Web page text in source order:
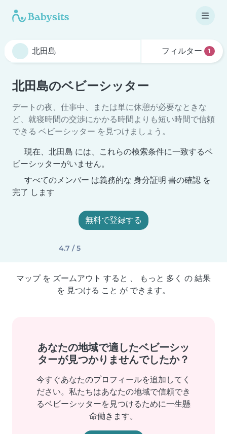
フィルター 1
北田島のベビーシッター
デートの夜、仕事中、または単に休憩が必要なときな
ど、就寝時間の交渉にかかる時間よりも短い時間で信頼
できる ベビーシッター を見つけましょう。
現在、北田島 には、これらの検索条件に一致するベ
ビーシッターがいません。
すべてのメンバー は義務的な 身分証明 書の確認 を
完了 します
無料で登録する
4.7 / 5
マップ を ズームアウト すると 、 もっと 多く の 結果
を 見つける こと が できます。
あなたの地域で適したベビーシッ
ターが見つかりませんでしたか？
今すぐあなたのプロフィールを追加してく
ださい。私たちはあなたの地域で信頼でき
るベビーシッターを見つけるために一生懸
命働きます。